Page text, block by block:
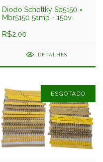
Diodo Schottky Sb5150 =
Mbr5150 5amp - 150v
R$2,00
DETALHES
ESGOTADO